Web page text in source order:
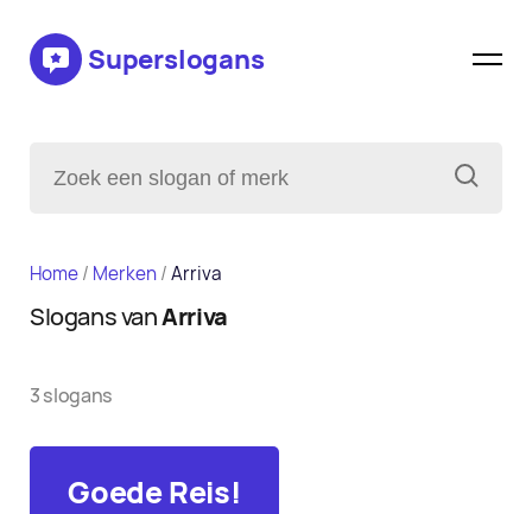
Superslogans
Home/ Merken/Arriva
Slogans vanArriva
3 slogans
Goede Reis!